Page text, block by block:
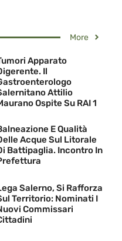
More
Apparato
Il
Attilio
Ospite Su RAI 1
E Qualità
Acque Sul Litorale
Battipaglia. Incontro In
Salerno, Si Rafforza
Territorio: Nominati I
Commissari